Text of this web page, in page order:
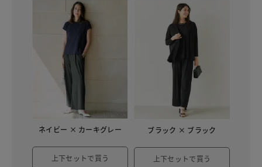
ネイビー × カーキグレー
上下セットで買う
ブラック × ブラック
上下セットで買う